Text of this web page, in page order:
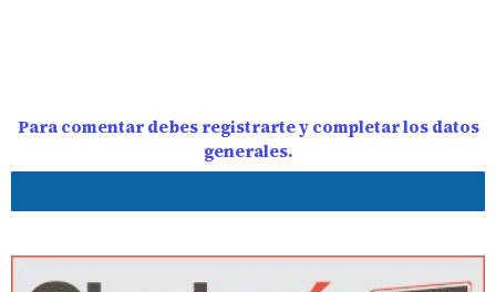
Para comentar debes registrarte y completar los datos
generales.